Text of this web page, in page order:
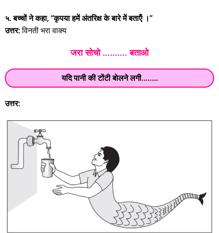
५. बच्चों ने कहा, ‘’कृपया हमें अंतरिक्ष के बारे में बताऍं ।’’
उत्तर:विनती भरा वाक्य
जरा सोचो ………. बताओ
यदि पानी की टोंटी बाेलने लगी……..
उत्तर: